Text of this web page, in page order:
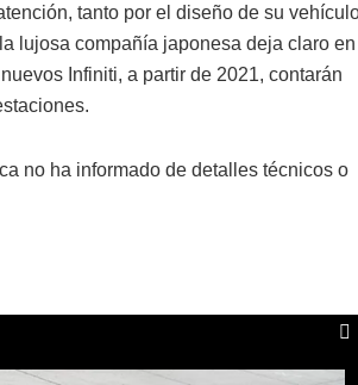
tanto por el diseño de su
lujosa compañía japonesa deja claro en
Infiniti, a partir de 2021, contarán
no ha informado de detalles técnicos o